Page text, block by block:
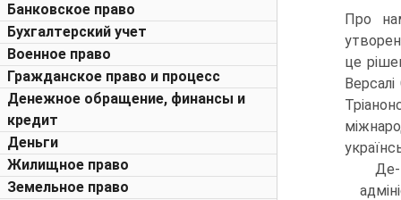
Банковское право
Бухгалтерский учет
Военное право
Гражданское право и процесс
Денежное обращение, финансы и
кредит
Деньги
Жилищное право
Земельное право
Про
це